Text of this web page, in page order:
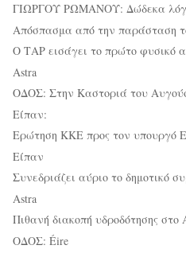
ΓΙΩΡΓΟΥ ΡΩΜΑΝΟΥ: Δώδεκα
Απόσπασμα από την παράσταση
Ο ΤΑΡ εισάγει το πρώτο φυσικό
Astra
ΟΔΟΣ: Στην Καστοριά του
Είπαν:
Ερώτηση ΚΚΕ προς τον υπουργό
Είπαν
Συνεδριάζει αύριο το δημοτικό
Astra
Πιθανή διακοπή υδροδότησης στο
ΟΔΟΣ: Éire